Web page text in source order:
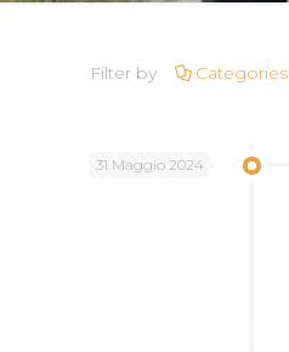
Filter by Categories
31 Maggio 2024